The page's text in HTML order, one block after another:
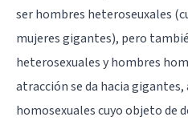
ser hombres heteroseuxales
mujeres gigantes), pero
heterosexuales y hombres
atracción se da hacia
homosexuales cuyo objeto de